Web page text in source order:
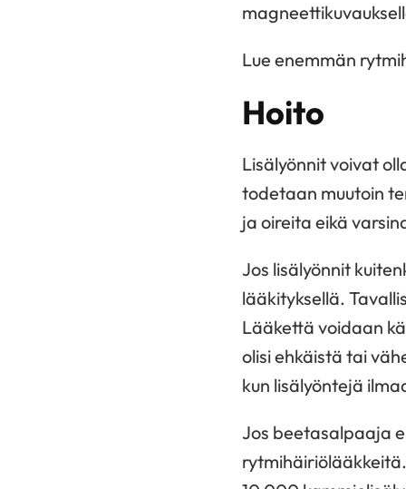
Lue enemmän
Hoito
Lisälyönnit voivat
todetaan muutoin
ja oireita eikä
Jos lisälyönnit
lääkityksellä.
Lääkettä voidaan
olisi ehkäistä tai
kun lisälyöntejä
Jos beetasalpaaja